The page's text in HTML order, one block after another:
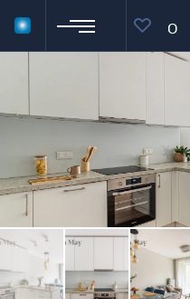
0